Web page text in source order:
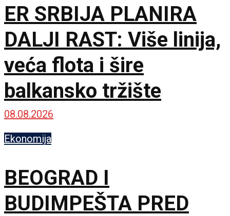
ER SRBIJA PLANIRA
DALJI RAST: Više linija,
veća flota i šire
balkansko tržište
08.08.2026
Ekonomija
BEOGRAD I
BUDIMPEŠTA PRED